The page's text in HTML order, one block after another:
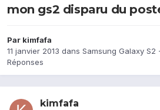
mon gs2 disparu du
Par kimfafa
11 janvier 2013 dans Samsung Galaxy
Réponses
kimfafa